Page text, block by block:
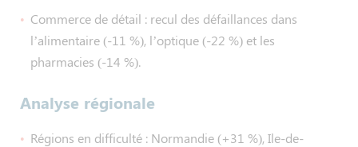
Commerce de détail : recul des défaillances dans
l’alimentaire (-11 %), l’optique (-22 %) et les
pharmacies (-14 %).
Analyse régionale
Régions en difficulté : Normandie (+31 %), Ile-de-